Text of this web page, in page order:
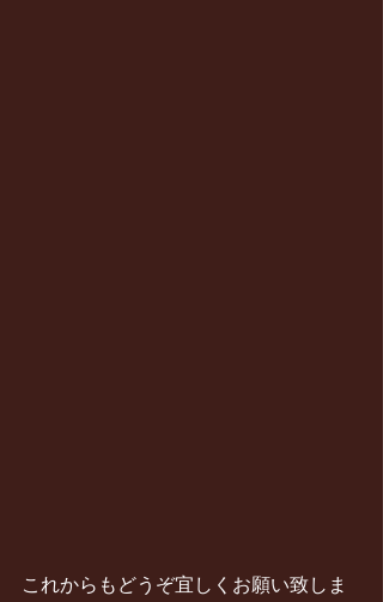
これからもどうぞ宜しくお願い致しま